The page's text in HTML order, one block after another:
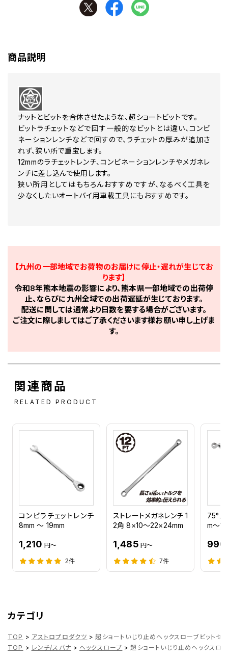
商品説明
ナットとビットを合体させたような、超ショートビットです。
ビットラチェットなどで回す一般的なビットとは違い、コンビ
ネーションレンチなどで回すので、ラチェットの厚みが追加さ
れず、狭い所で重宝します。
12mmのラチェットレンチ、コンビネーションレンチやメガネレ
ンチに差し込んで使用します。
狭い所用としてはもちろんおすすめですが、なるべく工具を
少なくしたいオートバイ用車載工具にもおすすめです。
【九州の一部地域でお荷物のお届けに停止・遅れが生じてお
ります】
令和8年熊本地震の影響により、熊本県一部地域での出荷停
止、ならびに九州全域での出荷遅延が生じております。
配送に関しては通常より日数を要する場合がございます。
ご注文に際しましてはご了承くださいます様お願い申し上げま
す。
関連商品
RELATED PRODUCT
コンビラチェットレンチ
8mm ～ 19mm
1,210 円～
2件
ストレートメガネレンチ 1
2角 8×10～22×24mm
1,485 円～
7件
75°
m～
990
カテゴリ
TOP > アストロプロダクツ > 超ショートいじり止めヘックスローブビットセ
TOP > レンチ/スパナ > ヘックスローブ > 超ショートいじり止めヘックスロ